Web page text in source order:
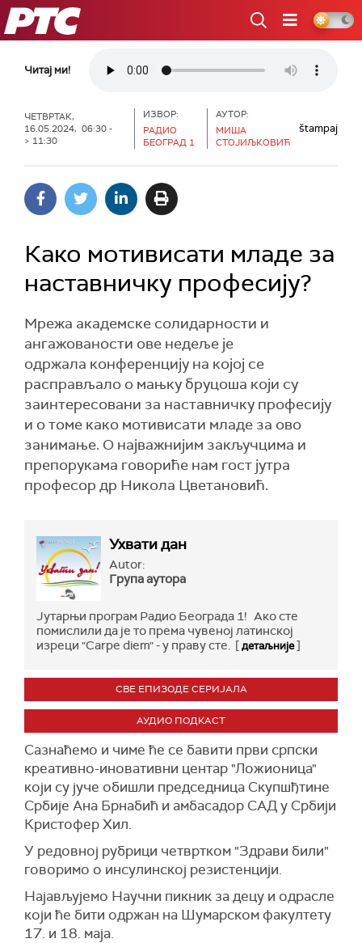
РТС
Читај ми!
ЧЕТВРТАК,
16.05.2024, 06:30 -
> 11:30
ИЗВОР:
РАДИО
БЕОГРАД 1
АУТОР:
МИША
СТОЈИЉКОВИЋ
štampaj
Како мотивисати младе за
наставничку професију?
Мрежа академске солидарности и
ангажованости ове недеље је
одржала конференцију на којој се
расправљало о мањку бруцоша који су
заинтересовани за наставничку професију
и о томе како мотивисати младе за ово
занимање. О најважнијим закључцима и
препорукама говориће нам гост јутра
професор др Никола Цветановић.
Ухвати дан
Autor:
Група аутора
Јутарњи програм Радио Београда 1! Ако сте
помислили да је то према чувеној латинској
изреци "Carpe diem" - у праву сте. [детаљније]
СВЕ ЕПИЗОДЕ СЕРИЈАЛА
АУДИО ПОДКАСТ
Сазнаћемо и чиме ће се бавити први српски
креативно-иновативни центар "Ложионица"
који су јуче обишли председница Скупшђтине
Србије Ана Брнабић и амбасадор САД у Србији
Кристофер Хил.
У редовној рубрици четвртком "Здрави били"
говоримо о инсулинској резистенцији.
Најављујемо Научни пикник за децу и одрасле
који ће бити одржан на Шумарском факултету
17. и 18. маја.